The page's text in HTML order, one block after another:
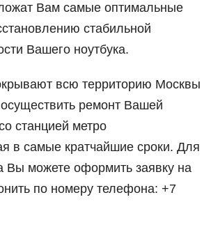
Вам самые оптимальные
стабильной
Вашего ноутбука.
всю территорию Москвы
ремонт Вашей
станцией метро
в самые кратчайшие сроки. Для
Вы можете оформить заявку на
по номеру телефона: +7